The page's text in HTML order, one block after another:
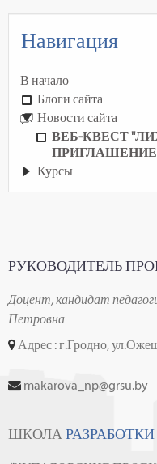
Навигация
В начало
Блоги сайта
Новости сайта
ВЕБ-КВЕСТ
ПРИГЛАШЕНИЕ
Курсы
РУКОВОДИТЕЛЬ
Доцент, кандидат
Петровна
Адрес : г.Гродно,
makarova_np@grsu.by
ШКОЛА